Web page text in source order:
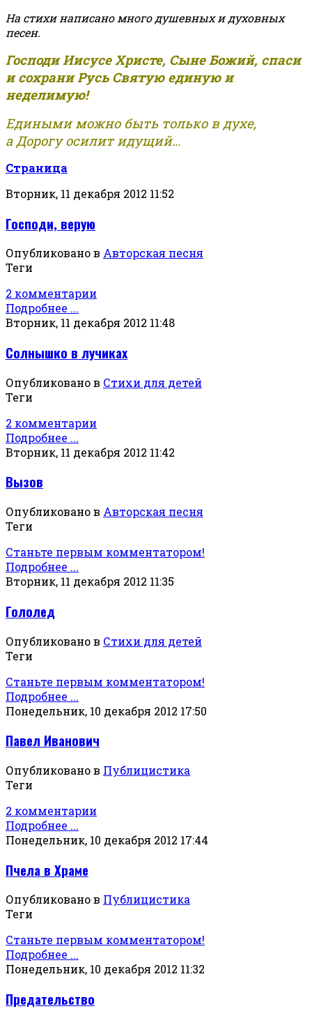
На стихи написано много душевных и духовных
песен.
Господи Иисусе Христе, Сыне Божий, спаси
и сохрани Русь Святую единую и
неделимую!
Едиными можно быть только в духе,
а Дорогу осилит идущий...
Страница
Вторник, 11 декабря 2012 11:52
Господи, верую
Опубликовано в Авторская песня
Теги
2 комментарии
Подробнее ...
Вторник, 11 декабря 2012 11:48
Солнышко в лучиках
Опубликовано в Стихи для детей
Теги
2 комментарии
Подробнее ...
Вторник, 11 декабря 2012 11:42
Вызов
Опубликовано в Авторская песня
Теги
Станьте первым комментатором!
Подробнее ...
Вторник, 11 декабря 2012 11:35
Гололед
Опубликовано в Стихи для детей
Теги
Станьте первым комментатором!
Подробнее ...
Понедельник, 10 декабря 2012 17:50
Павел Иванович
Опубликовано в Публицистика
Теги
2 комментарии
Подробнее ...
Понедельник, 10 декабря 2012 17:44
Пчела в Храме
Опубликовано в Публицистика
Теги
Станьте первым комментатором!
Подробнее ...
Понедельник, 10 декабря 2012 11:32
Предательство